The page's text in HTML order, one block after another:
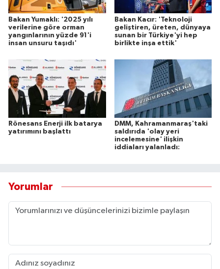
Bakan Yumaklı: '2025 yılı
verilerine göre orman
yangınlarının yüzde 91'i
insan unsuru taşıdı'
Bakan Kacır: 'Teknoloji
geliştiren, üreten, dünyaya
sunan bir Türkiye'yi hep
birlikte inşa ettik'
Rönesans Enerji ilk batarya
yatırımını başlattı
DMM, Kahramanmaraş'taki
saldırıda 'olay yeri
incelemesine' ilişkin
iddiaları yalanladı:
Yorumlar